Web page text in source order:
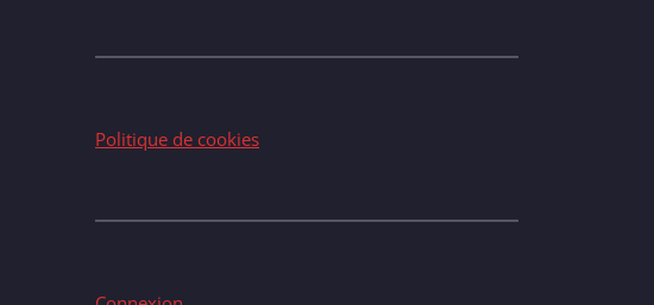
Politique de cookies